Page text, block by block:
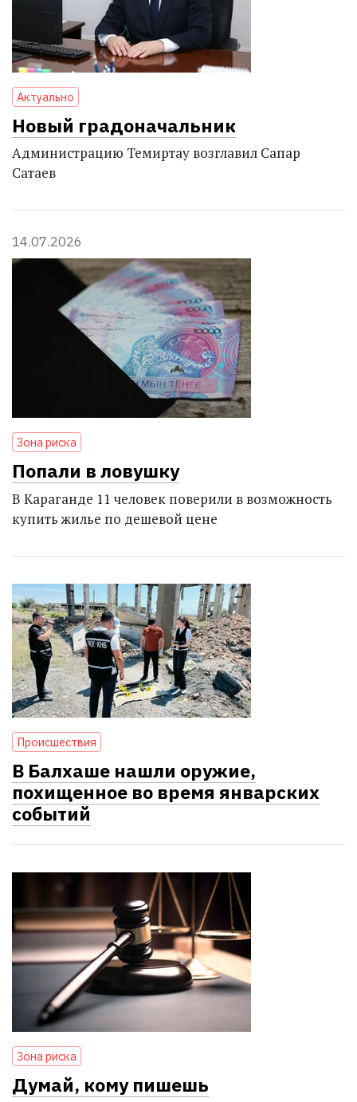
Актуально
Новый градоначальник
Администрацию Темиртау возглавил Сапар
Сатаев
14.07.2026
Зона риска
Попали в ловушку
В Караганде 11 человек поверили в возможность
купить жилье по дешевой цене
Проиcшествия
В Балхаше нашли оружие,
похищенное во время январских
событий
Зона риска
Думай, кому пишешь